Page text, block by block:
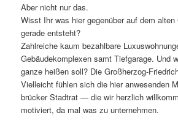
Aber nicht nur das.
Wisst Ihr was hier gegenüber auf dem alten
ger­ade entste­ht?
Zahlre­iche kaum bezahlbare
Gebäudekom­plex­en samt Tief­garage. Und
ganze heißen soll? Die Großher­zog-
Vielle­icht fühlen sich die hier anwe­senden
brück­er Stad­trat — die wir her­zlich
motiviert, da mal was zu unternehmen.